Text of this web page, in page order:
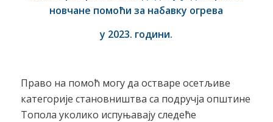
новчане помоћи за набавку огрева
у 2023. години.
Право на помоћ могу да остваре осетљиве
категорије становништва са подручја општине
Топола уколико испуњавају следеће